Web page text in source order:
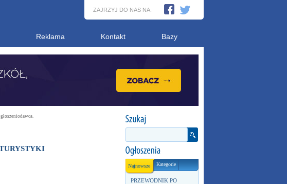
ZAJRZYJ DO NAS NA:
Reklama Kontakt Bazy
Najnowsze Kategorie
PRZEWODNIK PO